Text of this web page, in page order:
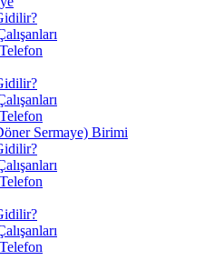
Sermaye) Birimi